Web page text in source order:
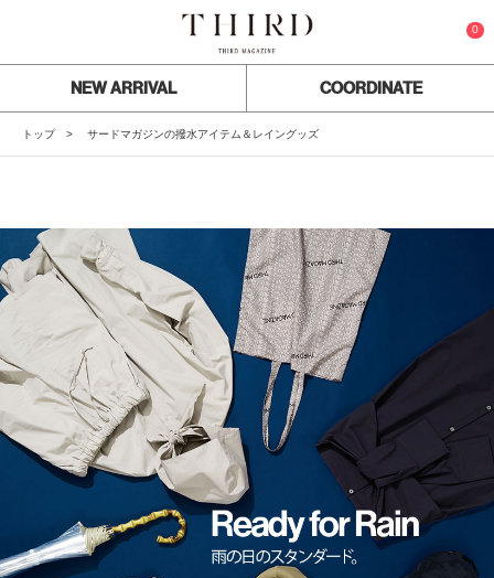
0
NEW ARRIVAL COORDINATE
トップ サードマガジンの撥水アイテム＆レイングッズ